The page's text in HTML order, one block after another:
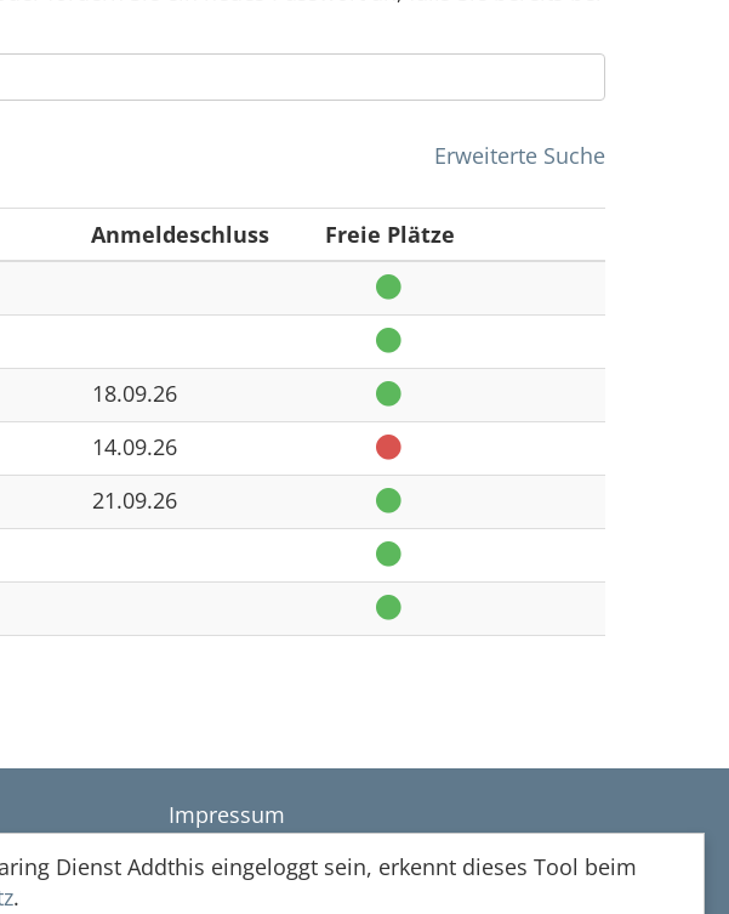
Erweiterte Suche
Anmeldeschluss
Freie Plätze
18.09.26
14.09.26
21.09.26
Impressum
Disclaimer
Dienst Addthis eingeloggt sein, erkennt dieses Tool beim
.